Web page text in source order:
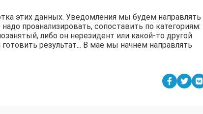
этих данных. Уведомления мы будем направлять
проанализировать, сопоставить по категориям:
либо он нерезидент или какой-то другой
результат... В мае мы начнем направлять